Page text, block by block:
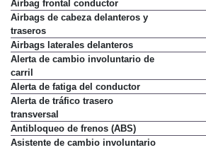
Airbag frontal conductor
Airbags de cabeza delanteros y
traseros
Airbags laterales delanteros
Alerta de cambio involuntario de
carril
Alerta de fatiga del conductor
Alerta de tráfico trasero
transversal
Antibloqueo de frenos (ABS)